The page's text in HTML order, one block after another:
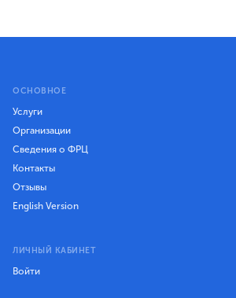
ОСНОВНОЕ
Услуги
Организации
Сведения о ФРЦ
Контакты
Отзывы
English Version
ЛИЧНЫЙ КАБИНЕТ
Войти